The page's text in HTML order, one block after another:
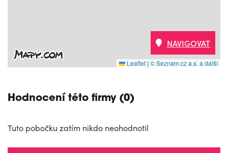
Leaflet | © Seznam.cz a.s. a další
NAVIGOVAT
Hodnocení této firmy (0)
Tuto pobočku zatím nikdo neohodnotil